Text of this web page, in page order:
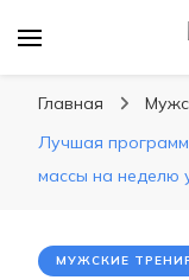
Главная
Лучшая
массы на неделю
МУЖСКИЕ